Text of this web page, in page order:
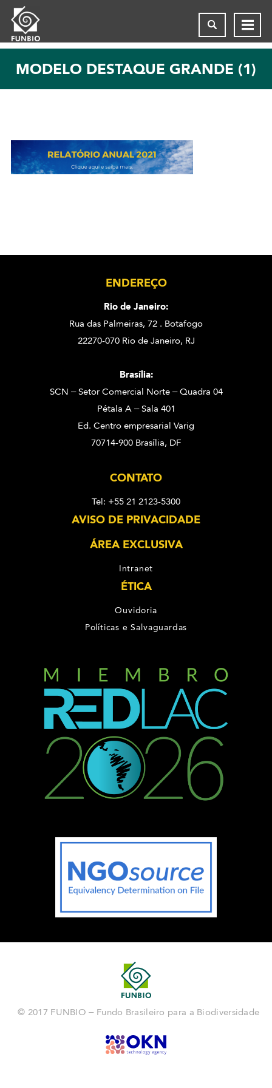
MODELO DESTAQUE GRANDE (1)
ENDEREÇO
Rio de Janeiro:
Rua das Palmeiras, 72 . Botafogo
22270-070 Rio de Janeiro, RJ
Brasília:
SCN – Setor Comercial Norte – Quadra 04
Pétala A – Sala 401
Ed. Centro empresarial Varig
70714-900 Brasília, DF
CONTATO
Tel: +55 21 2123-5300
AVISO DE PRIVACIDADE
ÁREA EXCLUSIVA
Intranet
ÉTICA
Ouvidoria
Políticas e Salvaguardas
© 2017 FUNBIO – Fundo Brasileiro para a Biodiversidade